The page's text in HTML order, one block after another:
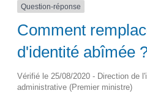
Question-réponse
Comment
d'identité abîmée
Vérifié le 25/08/2020 - Direction de
administrative (Premier ministre)